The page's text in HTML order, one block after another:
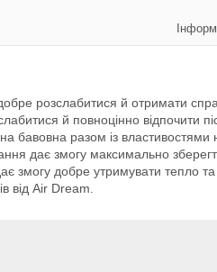
розслабитися й отримати
й повноцінно відпочити
бавовна разом із властивостями
дає змогу максимально
змогу добре утримувати тепло та
від Air Dream.